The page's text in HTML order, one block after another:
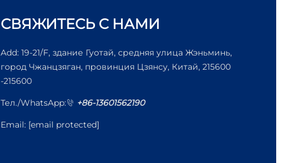
СВЯЖИТЕСЬ С НАМИ
Add: 19-21/F, здание Гуотай, средняя улица Жэньминь,
город Чжанцзяган, провинция Цзянсу, Китай, 215600
-215600
Тел./WhatsApp: +86-13601562190
Email: [email protected]